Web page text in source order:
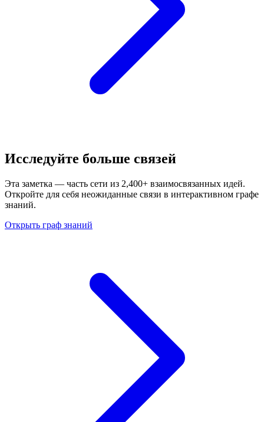
Исследуйте больше связей
Эта заметка — часть сети из 2,400+ взаимосвязанных идей.
Откройте для себя неожиданные связи в интерактивном графе
знаний.
Открыть граф знаний